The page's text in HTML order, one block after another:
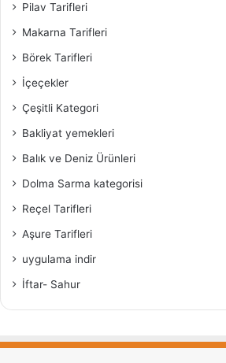
Pilav Tarifleri
Makarna Tarifleri
Börek Tarifleri
İçeçekler
Çeşitli Kategori
Bakliyat yemekleri
Balık ve Deniz Ürünleri
Dolma Sarma kategorisi
Reçel Tarifleri
Aşure Tarifleri
uygulama indir
İftar- Sahur